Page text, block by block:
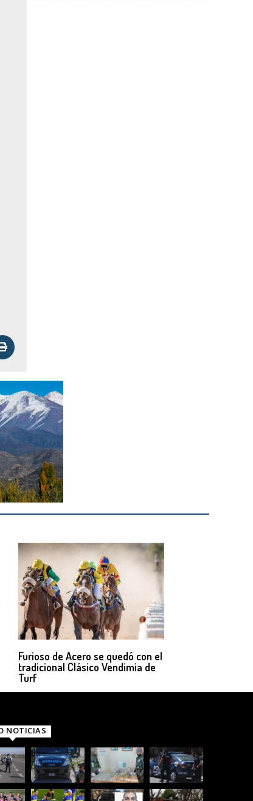
Furioso de Acero se quedó con el
tradicional Clásico Vendimia de
Turf
NOTICIAS